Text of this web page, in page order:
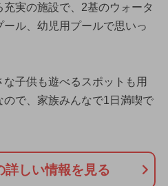
実の施設で、2基のウォータ
ル、幼児用プールで思いっ
子供も遊べるスポットも用
で、家族みんなで1日満喫で
詳しい情報を見る